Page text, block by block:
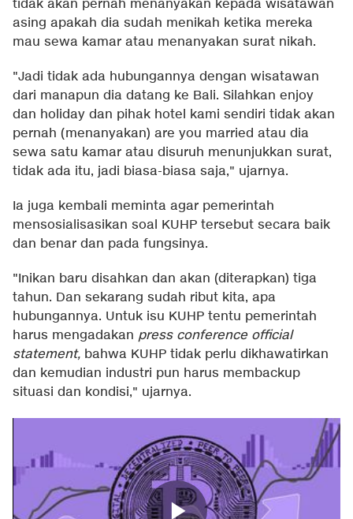
tidak akan pernah menanyakan kepada wisatawan
asing apakah dia sudah menikah ketika mereka
mau sewa kamar atau menanyakan surat nikah.
"Jadi tidak ada hubungannya dengan wisatawan
dari manapun dia datang ke Bali. Silahkan enjoy
dan holiday dan pihak hotel kami sendiri tidak akan
pernah (menanyakan) are you married atau dia
sewa satu kamar atau disuruh menunjukkan surat,
tidak ada itu, jadi biasa-biasa saja," ujarnya.
Ia juga kembali meminta agar pemerintah
mensosialisasikan soal KUHP tersebut secara baik
dan benar dan pada fungsinya.
"Inikan baru disahkan dan akan (diterapkan) tiga
tahun. Dan sekarang sudah ribut kita, apa
hubungannya. Untuk isu KUHP tentu pemerintah
harus mengadakan press conference official
statement, bahwa KUHP tidak perlu dikhawatirkan
dan kemudian industri pun harus membackup
situasi dan kondisi," ujarnya.